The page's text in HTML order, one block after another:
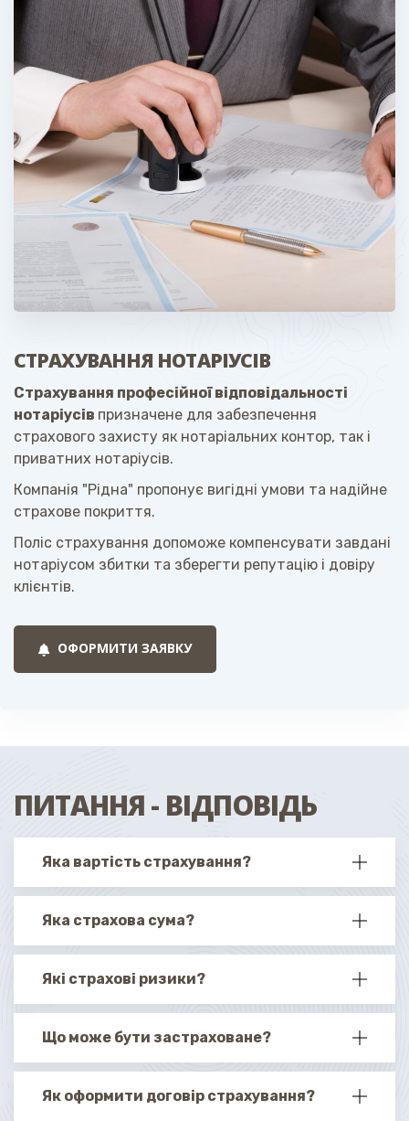
СТРАХУВАННЯ НОТАРІУСІВ
Страхування професійної відповідальності
нотаріусів призначене для забезпечення
страхового захисту як нотаріальних контор, так і
приватних нотаріусів.
Компанія "Рідна" пропонує вигідні умови та надійне
страхове покриття.
Поліс страхування допоможе компенсувати завдані
нотаріусом збитки та зберегти репутацію і довіру
клієнтів.
ОФОРМИТИ ЗАЯВКУ
ПИТАННЯ - ВІДПОВІДЬ
Яка вартість страхування?
Яка страхова сума?
Які страхові ризики?
Що може бути застраховане?
Як оформити договір страхування?